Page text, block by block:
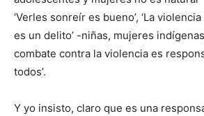
‘Verles sonreír es bueno’, ‘La
es un delito’ -niñas, mujeres
combate contra la violencia es
todos’.
Y yo insisto, claro que es una